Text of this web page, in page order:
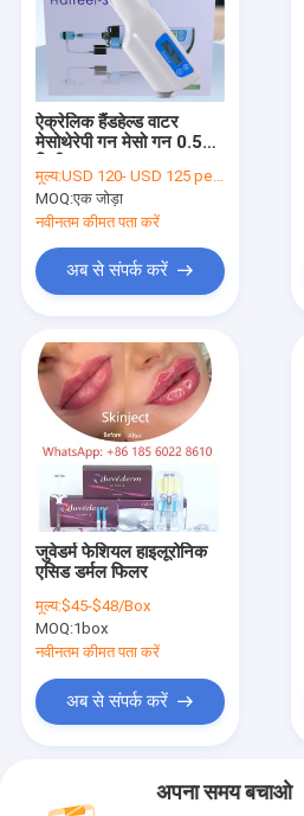
ऐक्रेलिक हैंडहेल्ड वाटर
मेसोथेरेपी गन मेसो गन 0.5
मूल्य:USD 120- USD 125 per SET
MOQ:एक जोड़ा
नवीनतम कीमत पता करें
अब से संपर्क करें
जुवेडर्म फेशियल हाइलूरोनिक
एसिड डर्मल फिलर
मूल्य:$45-$48/Box
MOQ:1box
नवीनतम कीमत पता करें
अब से संपर्क करें
अपना समय बचाओ